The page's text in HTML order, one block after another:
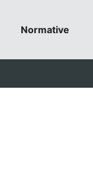
Normative